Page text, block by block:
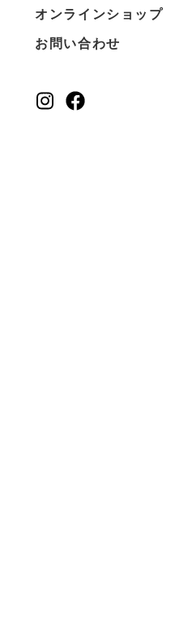
オンラインショップ
お問い合わせ